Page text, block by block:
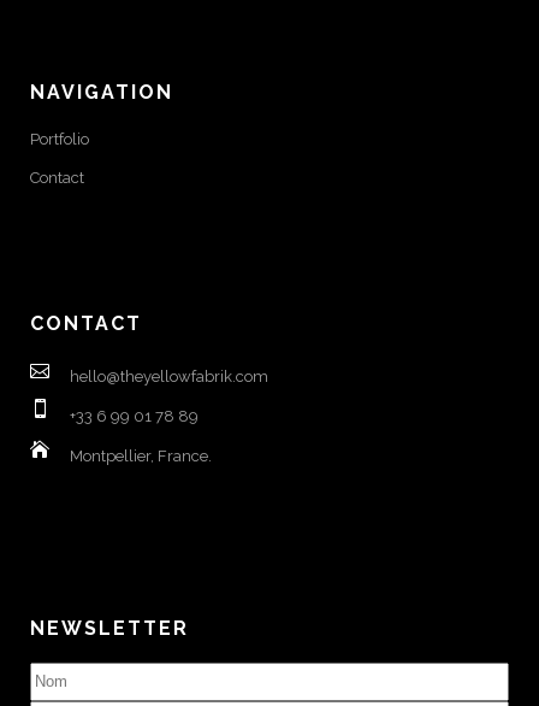
NAVIGATION
Portfolio
Contact
CONTACT
hello@theyellowfabrik.com
+33 6 99 01 78 89
Montpellier, France.
NEWSLETTER